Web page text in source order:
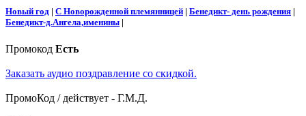
Новый год | С Новорожденной племянницей | Бенедикт- день рождения |
Бенедикт-д.Ангела,именины |
Промокод Есть
Заказать аудио поздравление со скидкой.
ПромоКод / действует - Г.М.Д.